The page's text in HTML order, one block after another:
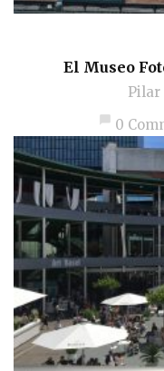
El Museo
Pilar
chat_bubble 0